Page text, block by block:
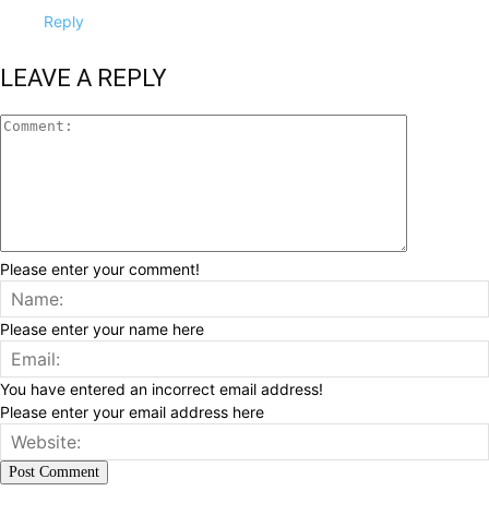
Reply
LEAVE A REPLY
Please enter your comment!
Please enter your name here
You have entered an incorrect email address!
Please enter your email address here